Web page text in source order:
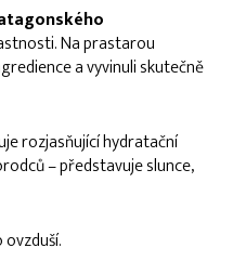
Na prastarou
a vyvinuli skutečně
rozjasňující hydratační
– představuje slunce,